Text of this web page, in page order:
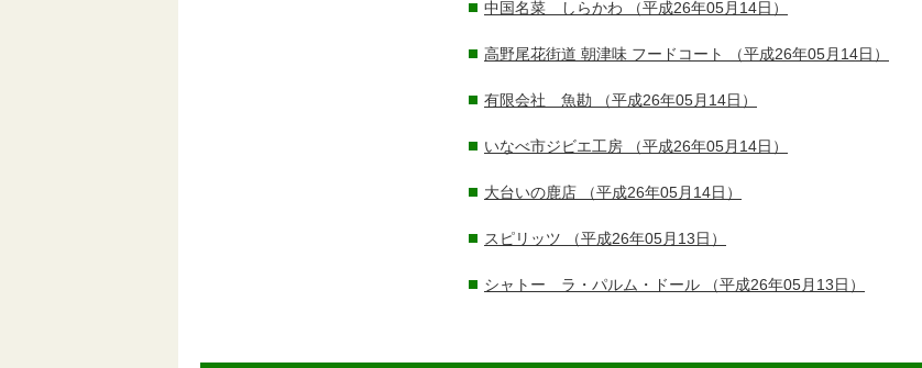
中国名菜 しらかわ （平成26年05月14日）
高野尾花街道 朝津味 フードコート （平成26年05月14日）
有限会社 魚勘 （平成26年05月14日）
いなべ市ジビエ工房 （平成26年05月14日）
大台いの鹿店 （平成26年05月14日）
スピリッツ （平成26年05月13日）
シャトー ラ・パルム・ドール （平成26年05月13日）